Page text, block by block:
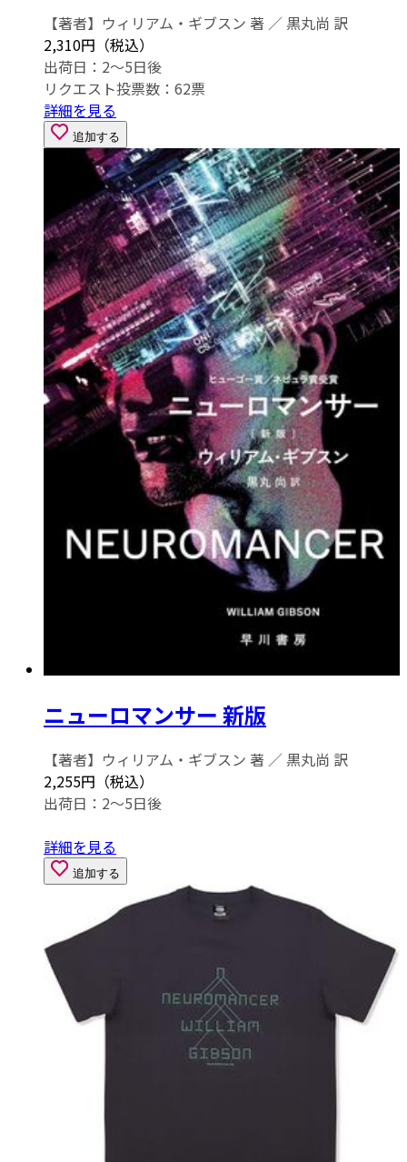
【著者】ウィリアム・ギブスン 著 ／ 黒丸尚 訳
2,310円（税込）
出荷日：2～5日後
リクエスト投票数： 62票
詳細を見る
追加する
ニューロマンサー 新版
【著者】ウィリアム・ギブスン 著 ／ 黒丸尚 訳
2,255円（税込）
出荷日：2～5日後
詳細を見る
追加する